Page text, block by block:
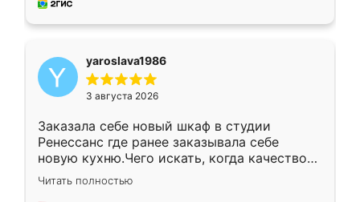
мебель за качественную работу!
yaroslava1986
3 августа 2026
Заказала себе новый шкаф в студии
Ренессанс где ранее заказывала себе
новую кухню.Чего искать, когда качеством
вполне довольна. Служит кухня уже почти
два года, нареканий нет.
Читать полностью